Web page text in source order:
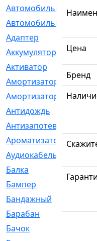
Автомобильное
Автомобильный
Адаптер
Аккумулятор
Активатор
Амортизатор
Амортизаторы
Антидождь
Антизапотеватель
Ароматизатор
Аудиокабель
Балка
Бампер
Бандажный
Барабан
Бачок
Цена
Бренд